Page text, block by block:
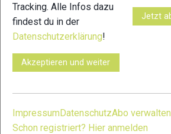
Tracking. Alle Infos dazu
findest du in der
Datenschutzerklärung!
Akzeptieren und weiter
Jetzt
ImpressumDatenschutzAbo verwalten
Schon registriert? Hier anmelden